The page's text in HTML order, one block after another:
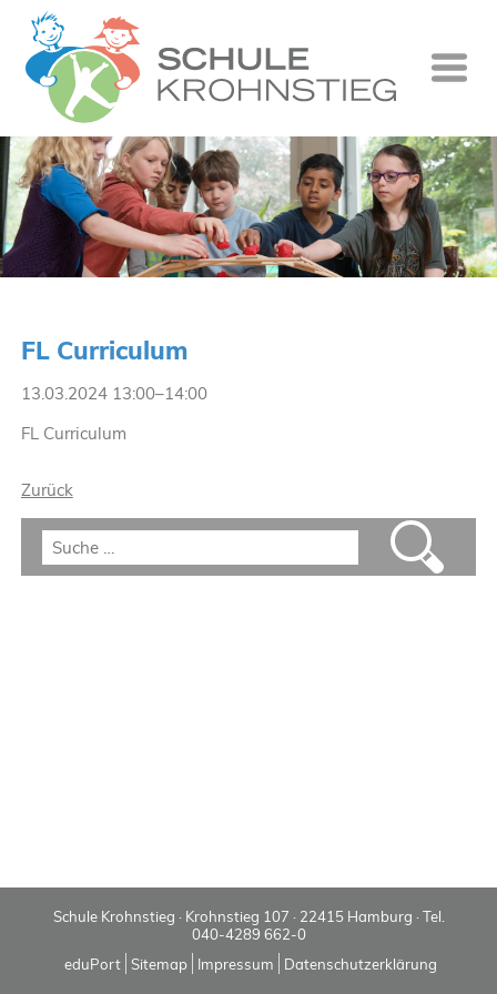
FL Curriculum
13.03.2024 13:00–14:00
FL Curriculum
Zurück
Schule Krohnstieg · Krohnstieg 107 · 22415 Hamburg · Tel.
040-4289 662-0
eduPort Sitemap Impressum Datenschutzerklärung
Startseite
Wer wir
Was wir
Ganztag